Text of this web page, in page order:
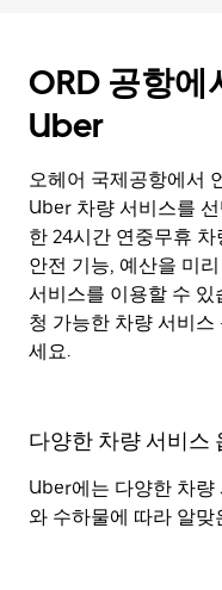
ORD 공항에
Uber
오헤어 국제공항에서
Uber 차량 서비스를
한 24시간 연중무휴
안전 기능, 예산을 미
서비스를 이용할 수 있
청 가능한 차량 서비
세요.
다양한 차량 서비스
Uber에는 다양한 차량
와 수하물에 따라 알